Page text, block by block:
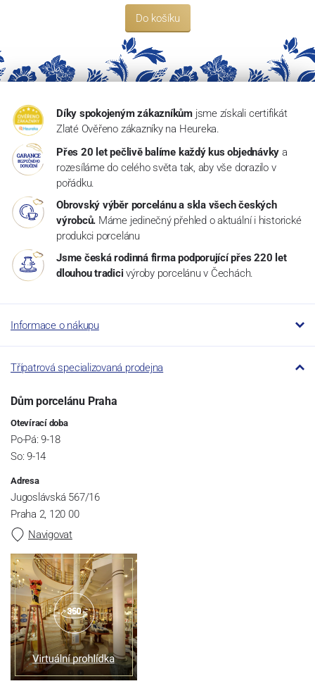
Do košíku
Díky spokojeným zákazníkům jsme získali certifikát
Zlaté Ověřeno zákazníky na Heureka.
Přes 20 let pečlivě balíme každý kus objednávky a
rozesíláme do celého světa tak, aby vše dorazilo v
pořádku.
Obrovský výběr porcelánu a skla všech českých
výrobců. Máme jedinečný přehled o aktuální i historické
produkci porcelánu
Jsme česká rodinná firma podporující přes 220 let
dlouhou tradici výroby porcelánu v Čechách.
Informace o nákupu
Třípatrová specializovaná prodejna
Dům porcelánu Praha
Otevírací doba
Po-Pá: 9-18
So: 9-14
Adresa
Jugoslávská 567/16
Praha 2, 120 00
Navigovat